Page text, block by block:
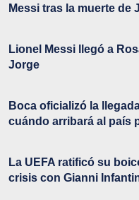
Messi tras la muerte de
Lionel Messi llegó a
Jorge
Boca oficializó la
cuándo arribará al país
La UEFA ratificó su
crisis con Gianni